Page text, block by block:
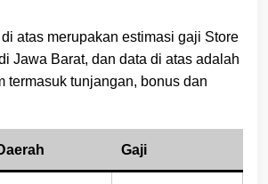
atas merupakan estimasi gaji Store
Jawa Barat, dan data di atas adalah
termasuk tunjangan, bonus dan
Gaji